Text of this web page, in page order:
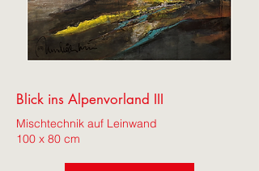
Blick ins Alpenvorland III
Mischtechnik auf Leinwand
100 x 80 cm